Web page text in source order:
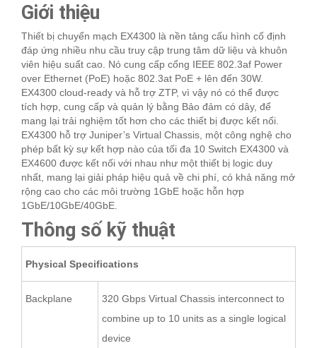
Giới thiệu
Thiết bị chuyển mạch EX4300 là nền tảng cấu hình cố định
đáp ứng nhiều nhu cầu truy cập trung tâm dữ liệu và khuôn
viên hiệu suất cao. Nó cung cấp cổng IEEE 802.3af Power
over Ethernet (PoE) hoặc 802.3at PoE + lên đến 30W.
EX4300 cloud-ready và hỗ trợ ZTP, vì vậy nó có thể được
tích hợp, cung cấp và quản lý bằng Bảo đảm có dây, để
mang lại trải nghiệm tốt hơn cho các thiết bị được kết nối.
EX4300 hỗ trợ Juniper’s Virtual Chassis, một công nghệ cho
phép bất kỳ sự kết hợp nào của tối đa 10 Switch EX4300 và
EX4600 được kết nối với nhau như một thiết bị logic duy
nhất, mang lại giải pháp hiệu quả về chi phí, có khả năng mở
rộng cao cho các môi trường 1GbE hoặc hỗn hợp
1GbE/10GbE/40GbE.
Thông số kỹ thuật
Physical Specifications
Backplane
320 Gbps Virtual Chassis interconnect to
combine up to 10 units as a single logical
device